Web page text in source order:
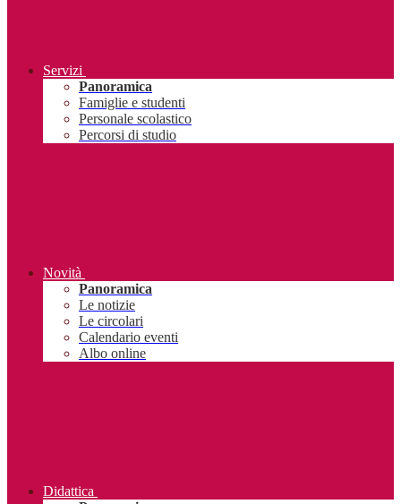
Servizi
Panoramica
Famiglie e studenti
Personale scolastico
Percorsi di studio
Novità
Panoramica
Le notizie
Le circolari
Calendario eventi
Albo online
Didattica